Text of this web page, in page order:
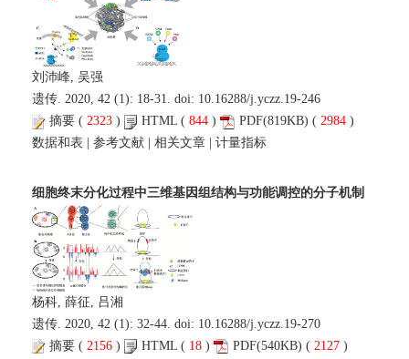
刘沛峰, 吴强
遗传. 2020, 42 (1): 18-31. doi: 10.16288/j.yczz.19-246
摘要 ( 2323 ) HTML ( 844 ) PDF(819KB) ( 2984 )
数据和表
参考文献 相关文章 计量指标
细胞终末分化过程中三维基因组结构与功能调控的分子机制
杨科, 薛征, 吕湘
遗传. 2020, 42 (1): 32-44. doi: 10.16288/j.yczz.19-270
摘要 ( 2156 ) HTML ( 18 ) PDF(540KB) ( 2127 )